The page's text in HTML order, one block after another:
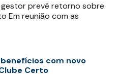
prevê retorno sobre
Em reunião com as
com novo
Certo